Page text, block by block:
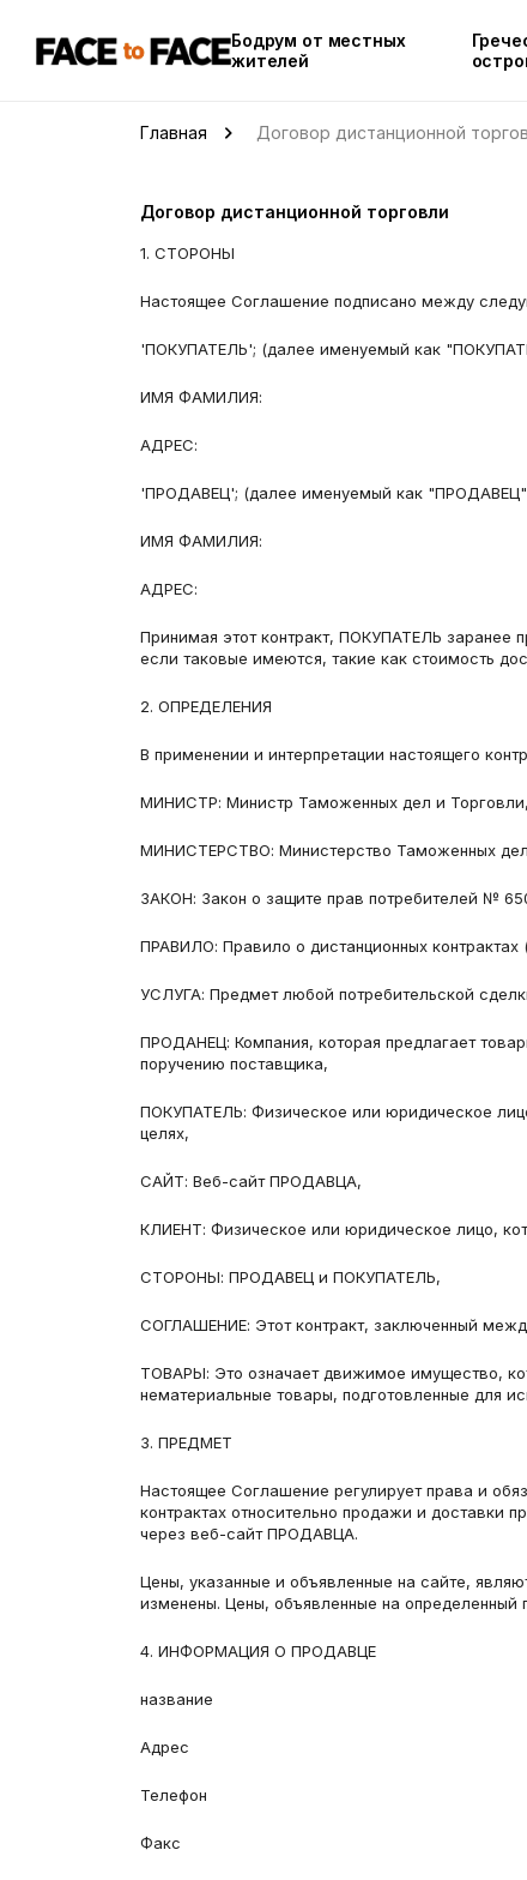
Бодрум от местных
жителей
Главная Договор дистанционной
Договор дистанционной торговли
1. СТОРОНЫ
Настоящее Соглашение подписано между
'ПОКУПАТЕЛЬ'; (далее именуемый как
ИМЯ ФАМИЛИЯ:
АДРЕС:
'ПРОДАВЕЦ'; (далее именуемый как "ПРОДАВЕЦ"
ИМЯ ФАМИЛИЯ:
АДРЕС:
Принимая этот контракт, ПОКУПАТЕЛЬ заранее
если таковые имеются, такие как стоимость
2. ОПРЕДЕЛЕНИЯ
В применении и интерпретации настоящего
МИНИСТР: Министр Таможенных дел и Торговли,
МИНИСТЕРСТВО: Министерство Таможенных
ЗАКОН: Закон о защите прав потребителей №
ПРАВИЛО: Правило о дистанционных контрактах
УСЛУГА: Предмет любой потребительской
ПРОДАНЕЦ: Компания, которая предлагает
поручению поставщика,
ПОКУПАТЕЛЬ: Физическое или юридическое
целях,
САЙТ: Веб-сайт ПРОДАВЦА,
КЛИЕНТ: Физическое или юридическое лицо,
СТОРОНЫ: ПРОДАВЕЦ и ПОКУПАТЕЛЬ,
СОГЛАШЕНИЕ: Этот контракт, заключенный
ТОВАРЫ: Это означает движимое имущество,
нематериальные товары, подготовленные для
3. ПРЕДМЕТ
Настоящее Соглашение регулирует права и
контрактах относительно продажи и доставки
через веб-сайт ПРОДАВЦА.
Цены, указанные и объявленные на сайте,
изменены. Цены, объявленные на определенный
4. ИНФОРМАЦИЯ О ПРОДАВЦЕ
название
Адрес
Телефон
Факс